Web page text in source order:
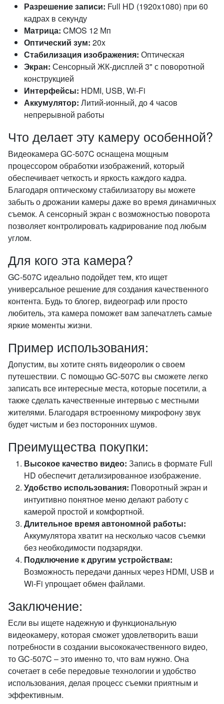
Разрешение записи: Full HD (1920x1080) при 60
кадрах в секунду
Матрица: CMOS 12 Мп
Оптический зум: 20x
Стабилизация изображения: Оптическая
Экран: Сенсорный ЖК-дисплей 3" с поворотной
конструкцией
Интерфейсы: HDMI, USB, Wi-Fi
Аккумулятор: Литий-ионный, до 4 часов
непрерывной работы
Что делает эту камеру особенной?
Видеокамера GC-507C оснащена мощным
процессором обработки изображений, который
обеспечивает четкость и яркость каждого кадра.
Благодаря оптическому стабилизатору вы можете
забыть о дрожании камеры даже во время динамичных
съемок. А сенсорный экран с возможностью поворота
позволяет контролировать кадрирование под любым
углом.
Для кого эта камера?
GC-507C идеально подойдет тем, кто ищет
универсальное решение для создания качественного
контента. Будь то блогер, видеограф или просто
любитель, эта камера поможет вам запечатлеть самые
яркие моменты жизни.
Пример использования:
Допустим, вы хотите снять видеоролик о своем
путешествии. С помощью GC-507C вы сможете легко
записать все интересные места, которые посетили, а
также сделать качественные интервью с местными
жителями. Благодаря встроенному микрофону звук
будет чистым и без посторонних шумов.
Преимущества покупки:
Высокое качество видео: Запись в формате Full
HD обеспечит детализированное изображение.
Удобство использования: Поворотный экран и
интуитивно понятное меню делают работу с
камерой простой и комфортной.
Длительное время автономной работы:
Аккумулятора хватит на несколько часов съемки
без необходимости подзарядки.
Подключение к другим устройствам:
Возможность передачи данных через HDMI, USB и
Wi-Fi упрощает обмен файлами.
Заключение:
Если вы ищете надежную и функциональную
видеокамеру, которая сможет удовлетворить ваши
потребности в создании высококачественного видео,
то GC-507C – это именно то, что вам нужно. Она
сочетает в себе передовые технологии и удобство
использования, делая процесс съемки приятным и
эффективным.